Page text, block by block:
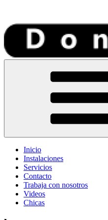
Tantra Medellin
Inicio
Instalaciones
Servicios
Contacto
Trabaja con nosotros
Videos
Chicas